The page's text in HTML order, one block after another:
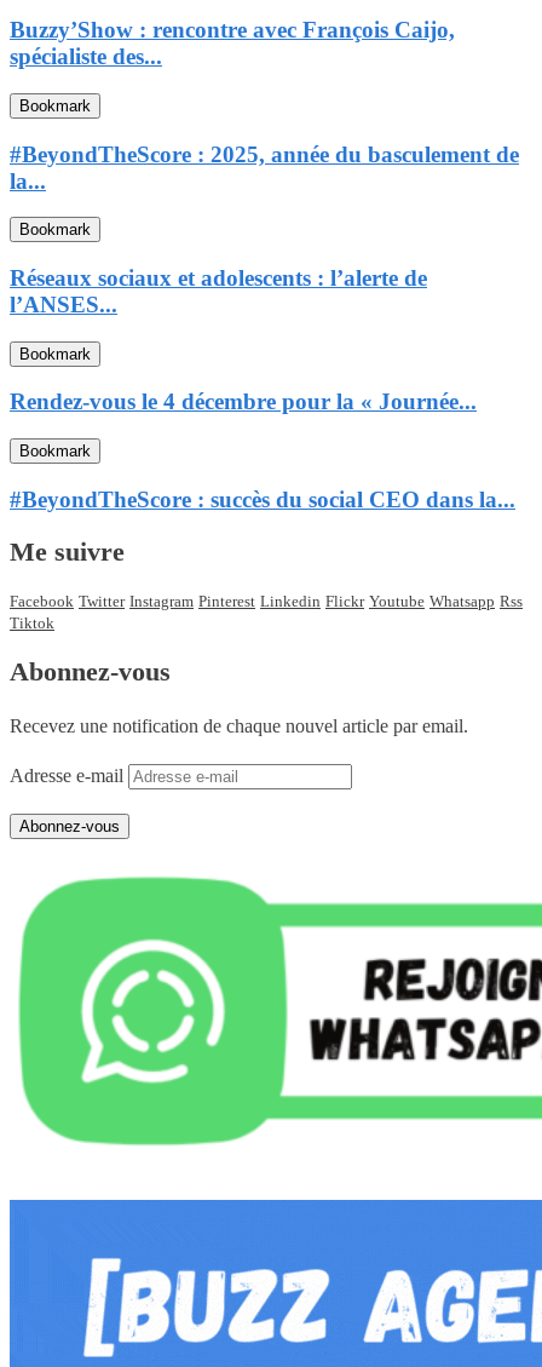
Buzzy’Show : rencontre avec François Caijo,
spécialiste des...
Bookmark
#BeyondTheScore : 2025, année du basculement de
la...
Bookmark
Réseaux sociaux et adolescents : l’alerte de
l’ANSES...
Bookmark
Rendez-vous le 4 décembre pour la « Journée...
Bookmark
#BeyondTheScore : succès du social CEO dans la...
Me suivre
Facebook Twitter Instagram Pinterest Linkedin Flickr Youtube Whatsapp Rss
Tiktok
Abonnez-vous
Recevez une notification de chaque nouvel article par email.
Adresse e-mail
Abonnez-vous